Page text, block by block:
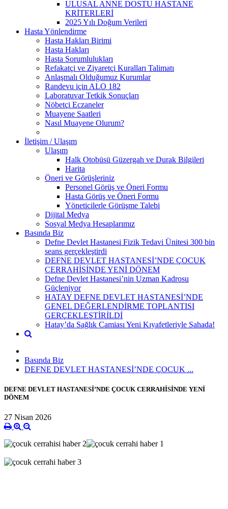
ULUSAL ANNE DOSTU HASTANE
KRİTERLERİ
2025 Yılı Doğum Verileri
Hasta Yönlendirme
Hasta Hakları Birimi
Hasta Hakları
Hasta Sorumlulukları
Refakatçi ve Ziyaretçi Kuralları Talimatı
Anlaşmalı Olduğumuz Kurumlar
Randevu için ALO 182
Laboratuvar Tetkik Sonuçları
Nöbetçi Eczaneler
Muayene Saatleri
Nasıl Muayene Olurum?
İletişim / Ulaşım
Ulaşım
Halk Otobüsü Güzergah ve Durak Bilgileri
Harita
Öneri ve Görüşleriniz
Personel Görüş ve Öneri Formu
Hasta Görüş ve Öneri Formu
Yöneticilerle Görüşme Talebi
Dijital Medya
Sosyal Medya Hesaplarımız
Basında Biz
Defne Devlet Hastanesi Fizik Tedavi Ünitesi 300 bin
seans gerçekleştirdi
DEFNE DEVLET HASTANESİ’NDE ÇOCUK
CERRAHİSİNDE YENİ DÖNEM
Defne Devlet Hastanesi’nin Uzman Kadrosu
Güçleniyor
HATAY DEFNE DEVLET HASTANESİ’NDE
GENEL DEĞERLENDİRME TOPLANTISI
GERÇEKLEŞTİRİLDİ
Hatay’da Sağlık Camiası Yeni Kıyafetleriyle Sahada!
Basında Biz
DEFNE DEVLET HASTANESİ’NDE ÇOCUK ...
DEFNE DEVLET HASTANESİ’NDE ÇOCUK CERRAHİSİNDE YENİ
DÖNEM
27 Nisan 2026